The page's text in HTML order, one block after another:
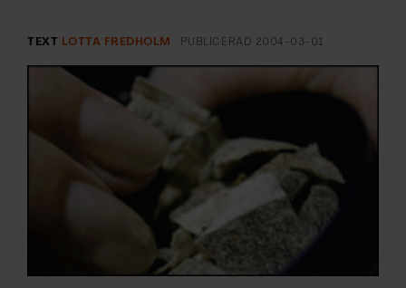
EVENEMANG & RESOR
SHOP
SKRIV I F&F
PRENUMERERA PÅ F&F
ANNONSERA I F&F
TEXT LOTTA FREDHOLM PUBLICERAD 2004-03-01